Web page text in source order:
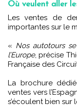
Où veulent aller
Les ventes de dernière minute seront tout de même
importantes sur le
« Nos autotours
l’Europe, précise
Française des
La brochure
ventes vers
s’écoulent bien sur